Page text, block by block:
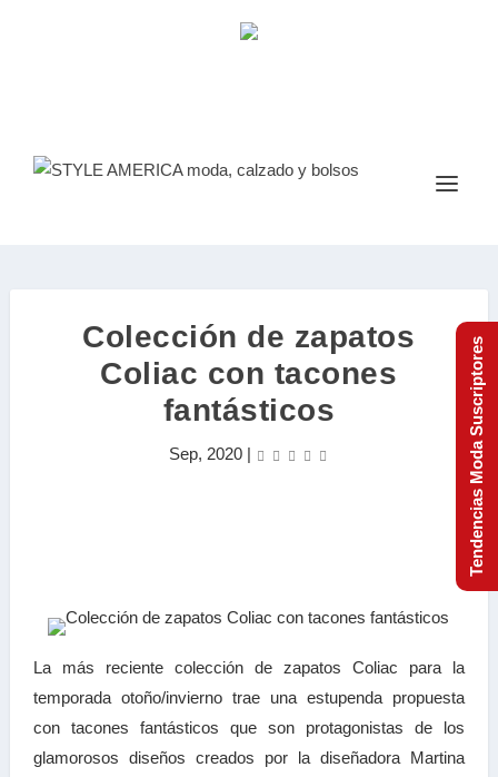
Colección de zapatos
Coliac con tacones
fantásticos
Sep, 2020|
La más reciente colección de zapatos Coliac para la
temporada otoño/invierno trae una estupenda propuesta
con tacones fantásticos que son protagonistas de los
glamorosos diseños creados por la diseñadora Martina
Tendencias Moda Suscriptores